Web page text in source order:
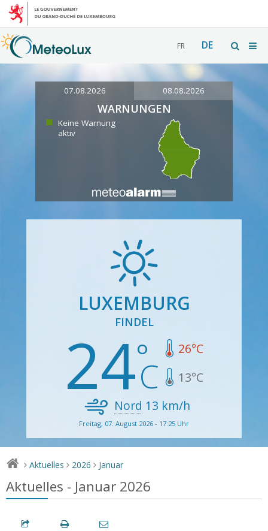
FR DE
07.08.2026 08.08.2026
WARNUNGEN
Keine Warnung
aktiv
LUXEMBURG
FINDEL
24 26°C
13°C
Nord 13 km/h
Freitag, 07. August 2026 - 17:25 Uhr
> Aktuelles > 2026 > Januar
Aktuelles - Januar 2026